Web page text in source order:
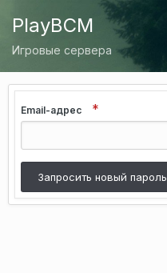
PlayBCM
Игровые сервера
Email-адрес
Запросить новый пароль